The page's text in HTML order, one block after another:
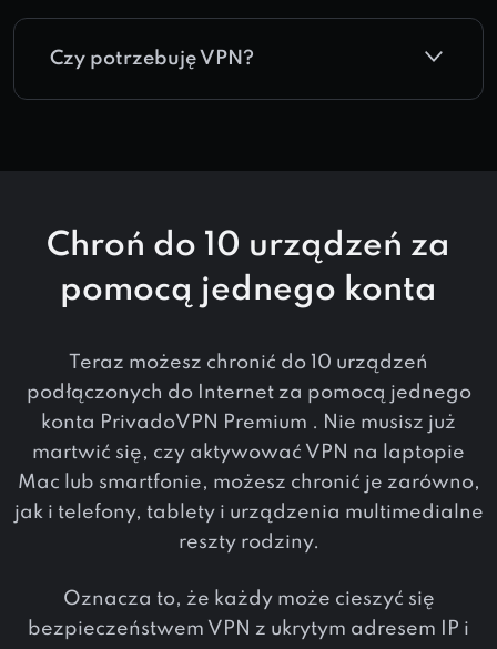
Czy potrzebuję VPN?
Chroń do 10 urządzeń za
pomocą jednego konta
Teraz możesz chronić do 10 urządzeń
podłączonych do Internet za pomocą jednego
konta PrivadoVPN Premium . Nie musisz już
martwić się, czy aktywować VPN na laptopie
Mac lub smartfonie, możesz chronić je zarówno,
jak i telefony, tablety i urządzenia multimedialne
reszty rodziny.
Oznacza to, że każdy może cieszyć się
bezpieczeństwem VPN z ukrytym adresem IP i